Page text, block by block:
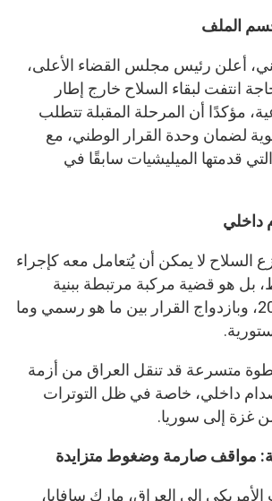
الملف
أعلن رئيس مجلس القضاء الأعلى،
انتفت لبقاء السلاح خارج إطار
مؤكدًا أن المرحلة المقبلة تتطلب
لضمان وحدة القرار الوطني، مع
قدمتها الميليشيات سابقًا في
داخلي
السلاح لا يمكن أن يُتعامل معه كإجراء
بل هو قضية مركبة مرتبطة ببنية
الدولة بعد عام 2003، وبازدواج القرار بين ما هو رسمي وما
متسرعة قد تنقل العراق من أزمة
داخلي، خاصة في ظل التوترات
من غزة إلى سوريا.
مواقف صارمة وضغوط متزايدة
إلى العراق، مارك سافايا،